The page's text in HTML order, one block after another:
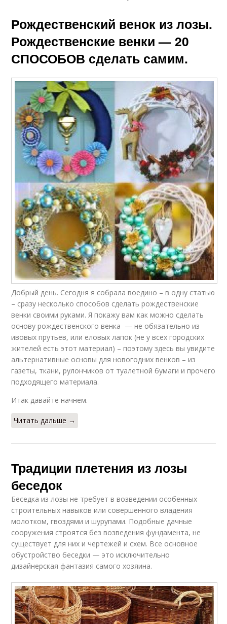
Рождественский венок из лозы.
Рождественские венки — 20
СПОСОБОВ сделать самим.
Добрый день. Сегодня я собрала воедино – в одну статью
– сразу несколько способов сделать рождественские
венки своими руками. Я покажу вам как можно сделать
основу рождественского венка — не обязательно из
ивовых прутьев, или еловых лапок (не у всех городских
жителей есть этот материал) – поэтому здесь вы увидите
альтернативные основы для новогодних венков – из
газеты, ткани, рулончиков от туалетной бумаги и прочего
подходящего материала.
Итак давайте начнем.
Читать дальше →
Традиции плетения из лозы
беседок
Беседка из лозы не требует в возведении особенных
строительных навыков или совершенного владения
молотком, гвоздями и шурупами. Подобные дачные
сооружения строятся без возведения фундамента, не
существует для них и чертежей и схем. Все основное
обустройство беседки — это исключительно
дизайнерская фантазия самого хозяина.